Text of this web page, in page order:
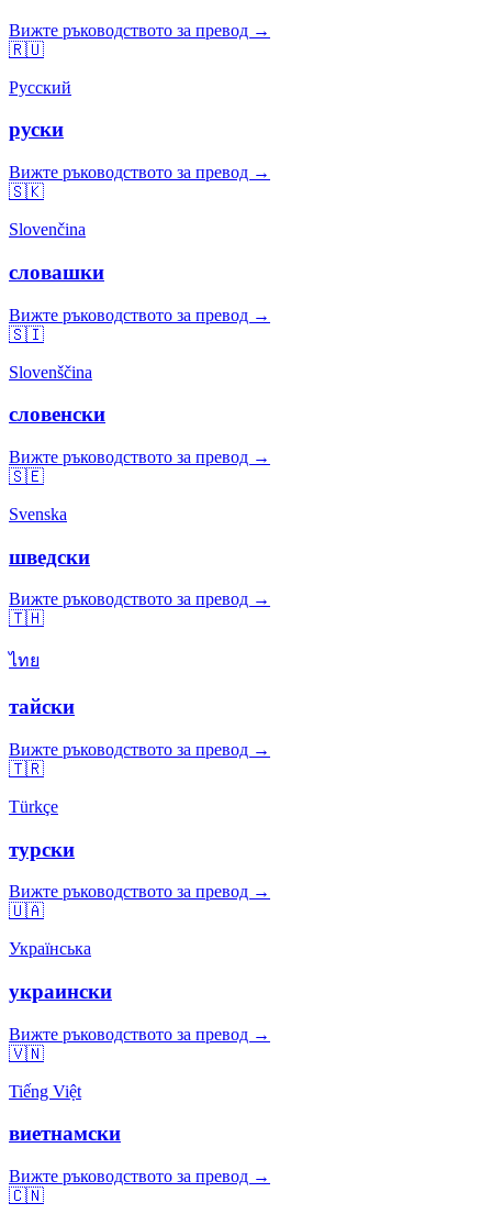
Вижте ръководството за превод →
🇷🇺
Русский
руски
Вижте ръководството за превод →
🇸🇰
Slovenčina
словашки
Вижте ръководството за превод →
🇸🇮
Slovenščina
словенски
Вижте ръководството за превод →
🇸🇪
Svenska
шведски
Вижте ръководството за превод →
🇹🇭
ไทย
тайски
Вижте ръководството за превод →
🇹🇷
Türkçe
турски
Вижте ръководството за превод →
🇺🇦
Українська
украински
Вижте ръководството за превод →
🇻🇳
Tiếng Việt
виетнамски
Вижте ръководството за превод →
🇨🇳